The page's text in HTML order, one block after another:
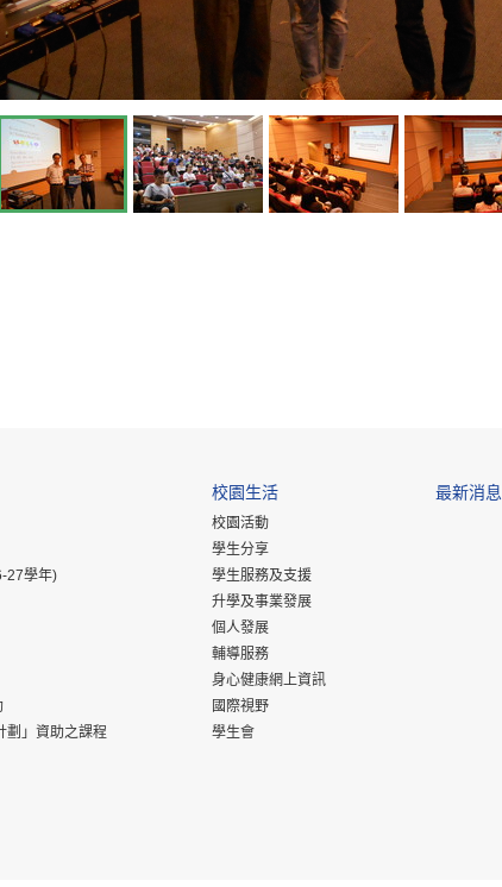
27學年)
劃」資助之課程
校園生活
校園活動
學生分享
學生服務及支援
升學及事業發展
個人發展
輔導服務
身心健康網上資訊
國際視野
學生會
最新消息